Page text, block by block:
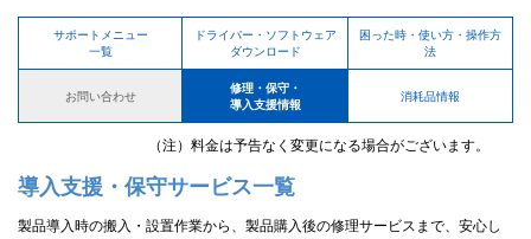
サポートメニュー
一覧
ドライバー・ソフトウェア
ダウンロード
困った時・使い方・操作方
法
お問い合わせ
修理・保守・
導入支援情報
消耗品情報
（注）料金は予告なく変更になる場合がございます。
導入支援・保守サービス一覧
製品導入時の搬入・設置作業から、製品購入後の修理サービスまで、安心し